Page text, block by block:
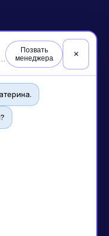
Отвечу и позову менеджера при необходимости
Позвать
менеджера
✕